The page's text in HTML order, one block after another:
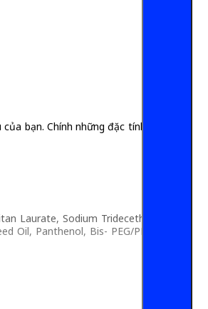
bạn. Chính những đặc tính tuyệt
Laurate, Sodium Trideceth Sulfate,
Oil, Panthenol, Bis- PEG/PPG-20/20